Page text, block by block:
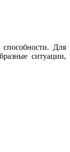
Для
ситуации,